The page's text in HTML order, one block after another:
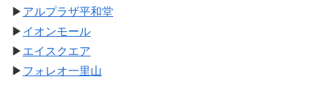
▶ アルプラザ平和堂
▶ イオンモール
▶ エイスクエア
▶ フォレオ一里山